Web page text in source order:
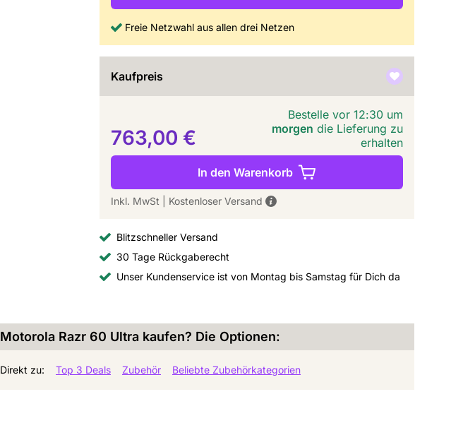
Freie Netzwahl aus allen drei Netzen
Kaufpreis
763,00 €
Bestelle vor 12:30 um
morgen die Lieferung zu
erhalten
In den Warenkorb
Inkl. MwSt Kostenloser Versand
Blitzschneller Versand
30 Tage Rückgaberecht
Unser Kundenservice ist von Montag bis Samstag für Dich da
Motorola Razr 60 Ultra kaufen? Die Optionen:
Direkt zu: Top 3 Deals Zubehör Beliebte Zubehörkategorien